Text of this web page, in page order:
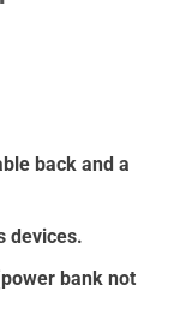
back and a
devices.
bank not